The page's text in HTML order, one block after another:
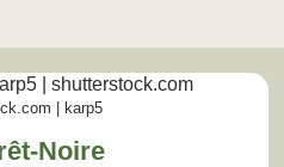
| karp5
Noire